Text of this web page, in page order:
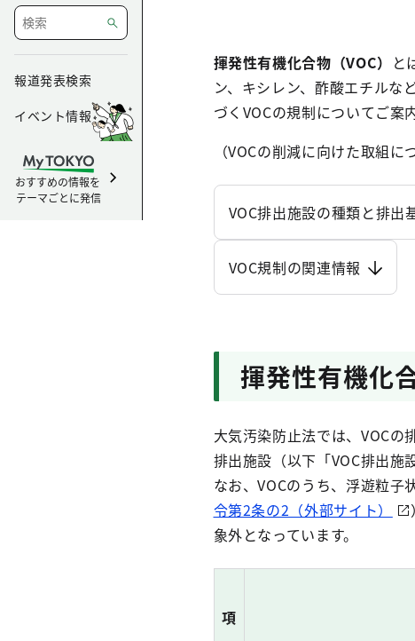
報道発表検索
イベント情報
おすすめの情報を
テーマごとに発信
揮発性有機化合物（VOC） と
ン、キシレン、酢酸エチルな
づくVOCの規制についてご案
（VOCの削減に向けた取組に
VOC排出施設の種類と排出
VOC規制の関連情報
揮発性有機化
大気汚染防止法では、VOC
排出施設（以下「VOC排出施
なお、VOCのうち、浮遊粒
令第2条の2（外部サイト）
象外となっています。
項